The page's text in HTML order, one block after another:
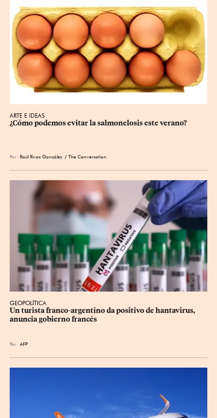
ARTE E IDEAS
¿Cómo podemos evitar la salmonelosis este verano?
Por Raúl Rivas González / The Conversation
GEOPOLÍTICA
Un turista franco-argentino da positivo de hantavirus,
anuncia gobierno francés
Por AFP